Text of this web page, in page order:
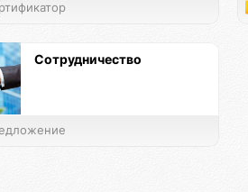
Сотрудничество